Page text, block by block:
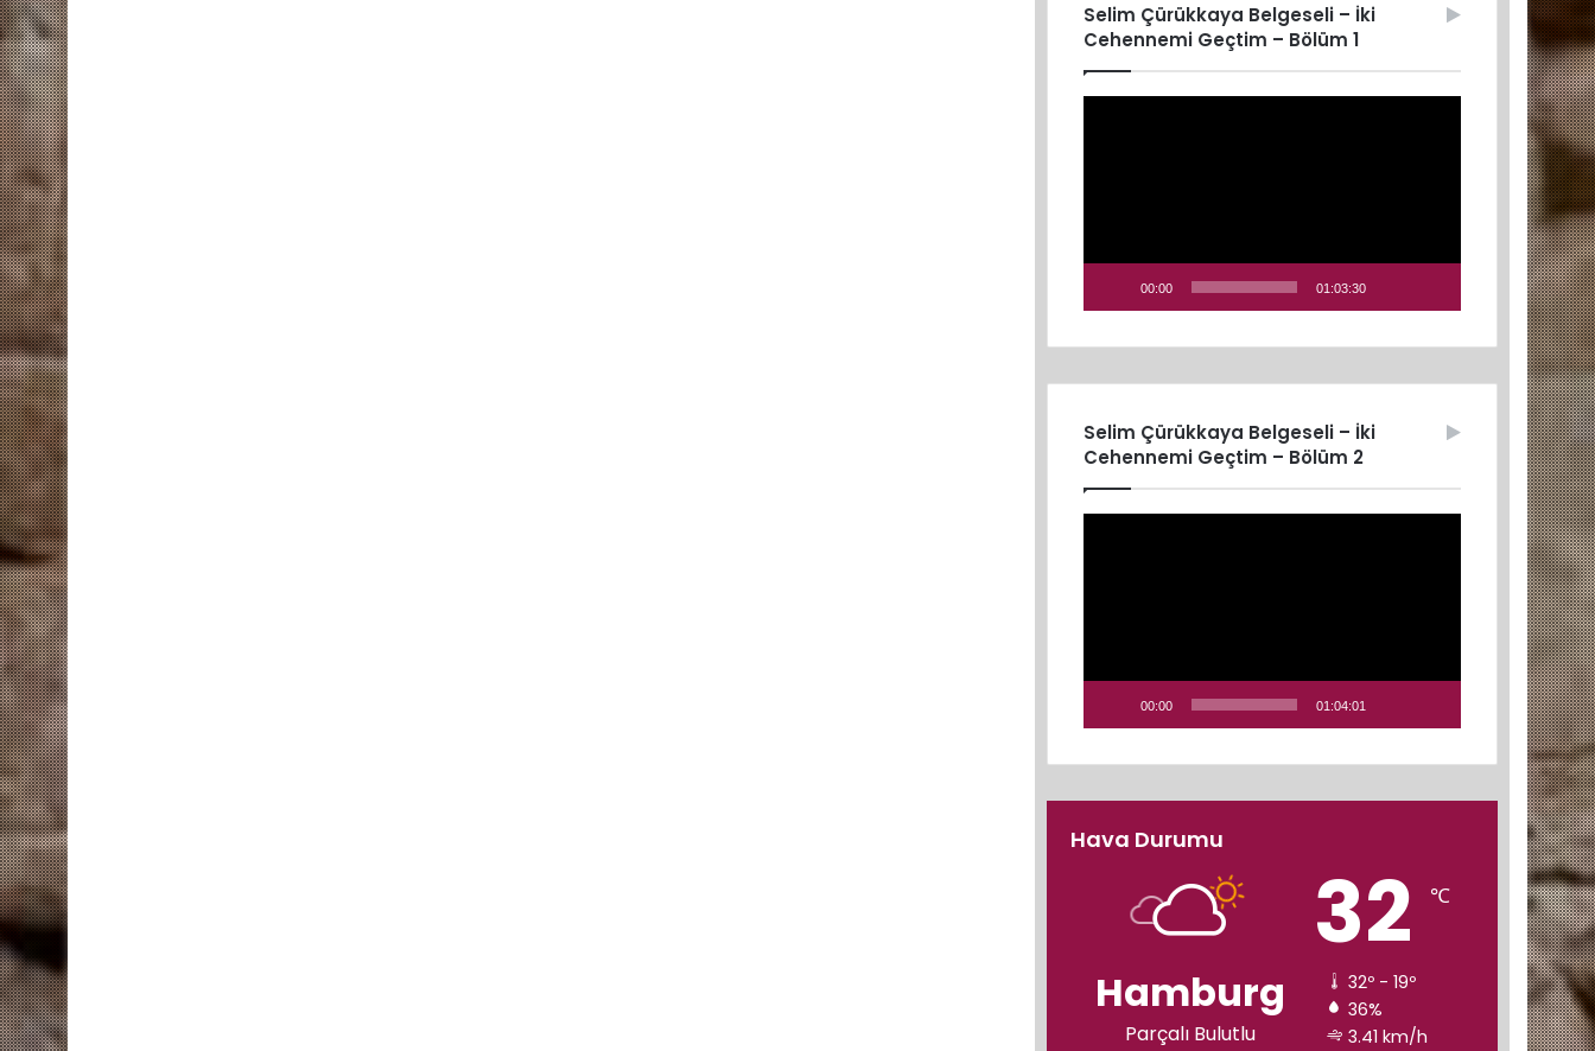
Selim Çürükkaya Belgeseli – İki
Cehennemi Geçtim – Bölüm 1
00:00 01:03:30
Selim Çürükkaya Belgeseli – İki
Cehennemi Geçtim – Bölüm 2
00:00 01:04:01
Hava Durumu
Hamburg
Parçalı Bulutlu
32 ℃
32º - 19º
36%
3.41 km/h